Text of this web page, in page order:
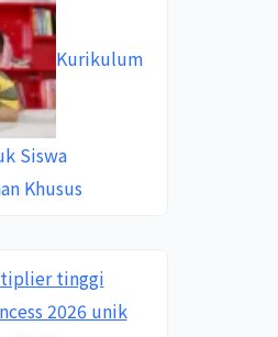
Kurikulum
Siswa
Khusus
tinggi
2026 unik